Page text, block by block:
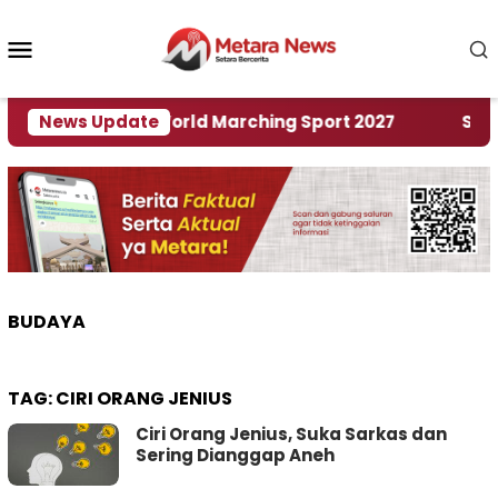
konten
News Update
Rumah World Marching Sport 2027 ‎Soal
BUDAYA
TAG:CIRI ORANG JENIUS
Ciri Orang Jenius, Suka Sarkas dan
Sering Dianggap Aneh